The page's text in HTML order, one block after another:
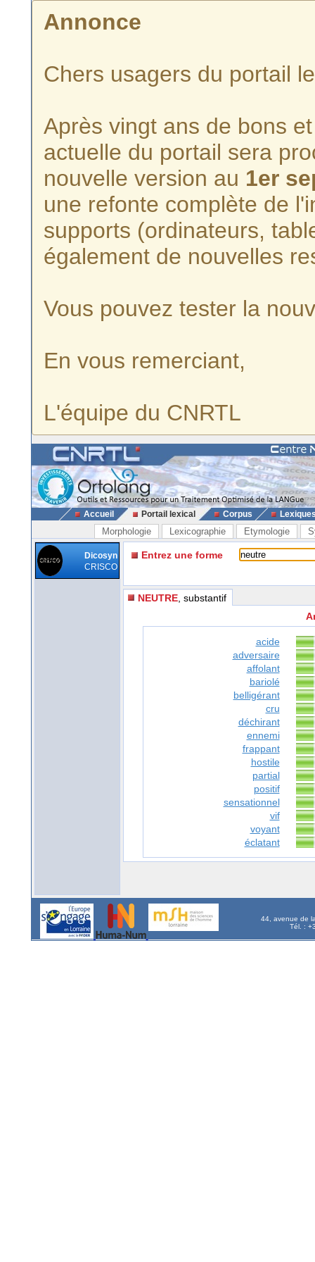
Annonce
Chers usagers du portail
Après vingt ans de bons
actuelle du portail sera
nouvelle version au 1er
une refonte complète de
supports (ordinateurs,
également de nouvelles
Vous pouvez tester la
En vous remerciant,
L'équipe du CNRTL
Accueil Portail lexical Corpus
Morphologie Lexicographie Etymologie
Dicosyn
CRISCO
Entrez une forme
NEUTRE , substantif
acide
adversaire
affolant
bariolé
belligérant
cru
déchirant
ennemi
frappant
hostile
partial
positif
sensationnel
vif
voyant
éclatant
44, avenue de
Tél. :